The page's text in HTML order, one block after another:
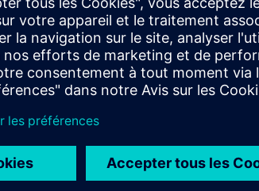
contrôle
et des